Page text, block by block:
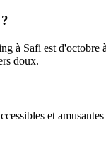
à Safi est
doux.
et